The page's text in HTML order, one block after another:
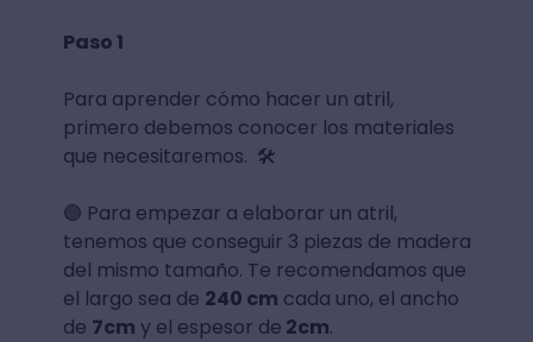
Paso 1
Para aprender cómo hacer un atril,
primero debemos conocer los materiales
que necesitaremos. 🛠
🟣 Para empezar a elaborar un atril,
tenemos que conseguir 3 piezas de madera
del mismo tamaño. Te recomendamos que
el largo sea de 240 cm cada uno, el ancho
de 7cm y el espesor de 2cm.